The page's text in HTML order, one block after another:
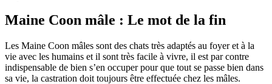
Maine Coon mâle : Le mot de la fin
Les Maine Coon mâles sont des chats très adaptés au foyer et à la
vie avec les humains et il sont très facile à vivre, il est par contre
indispensable de bien s’en occuper pour que tout se passe bien dans
sa vie, la castration doit toujours être effectuée chez les mâles.